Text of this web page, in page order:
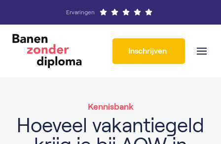
Ervaringen
Inschrijven
Kennisbank
Hoeveel vakantiegeld